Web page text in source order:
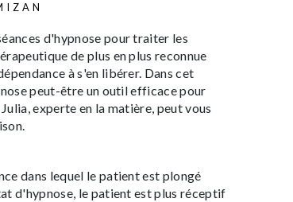
d'hypnose pour traiter les
de plus en plus reconnue
à s'en libérer. Dans cet
peut-être un outil efficace pour
experte en la matière, peut vous
dans lequel le patient est plongé
d'hypnose, le patient est plus réceptif